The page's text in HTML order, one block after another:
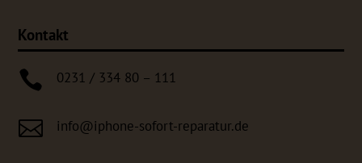
Kontakt
 0231 / 334 80 – 111
 info@iphone-sofort-reparatur.de